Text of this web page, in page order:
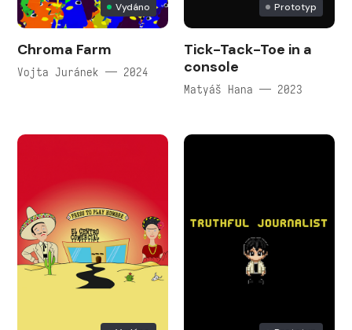
Vydáno
Chroma Farm
Vojta Juránek — 2024
Prototyp
Tick-Tack-Toe in a
console
Matyáš Hana — 2023